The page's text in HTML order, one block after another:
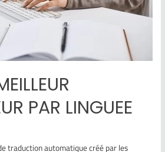
PAR LINGUEE
traduction automatique créé par les